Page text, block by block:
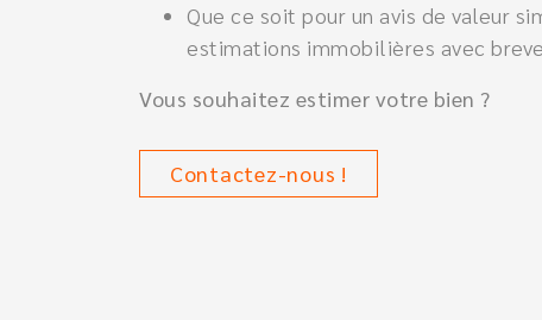
Que ce soit pour un avis de valeur
estimations immobilières avec
Vous souhaitez estimer votre bien ?
Contactez-nous !